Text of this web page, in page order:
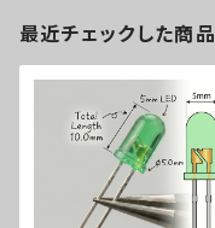
最近チェックした商品